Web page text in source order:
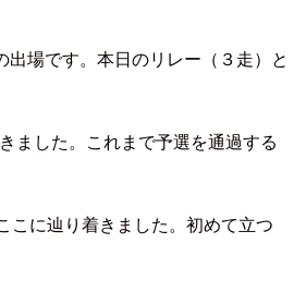
場です。本日のリレー（３走）と
ました。これまで予選を通過する
こに辿り着きました。初めて立つ